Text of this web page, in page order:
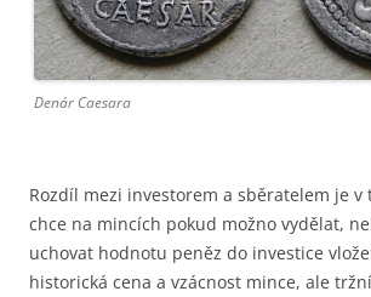
Denár Caesara
Rozdíl mezi investorem a sběratelem je v
chce na mincích pokud možno vydělat,
uchovat hodnotu peněz do investice
historická cena a vzácnost mince, ale